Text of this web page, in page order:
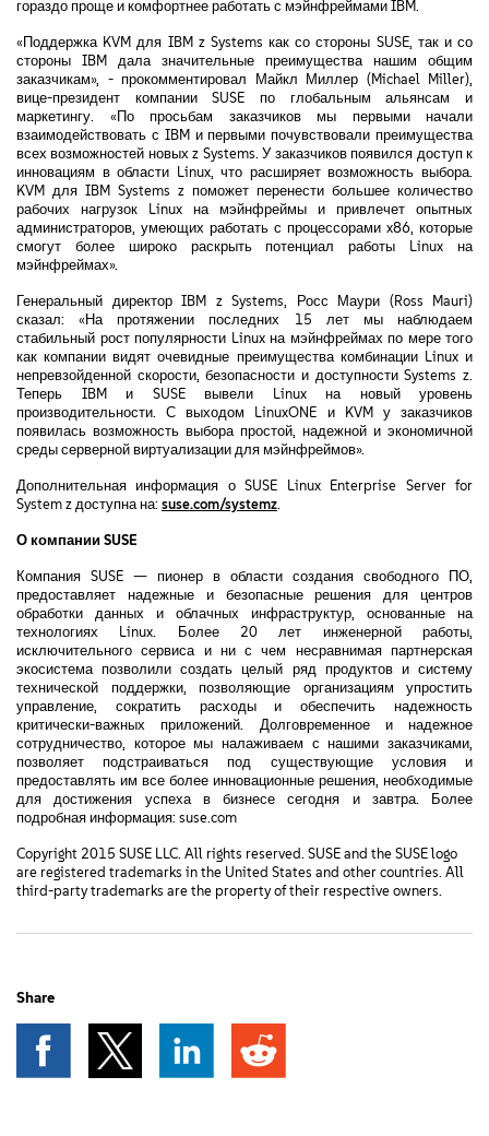
гораздо проще и комфортнее работать с мэйнфреймами IBM.
«Поддержка KVM для IBM z Systems как со стороны SUSE, так и со
стороны IBM дала значительные преимущества нашим общим
заказчикам», - прокомментировал Майкл Миллер (Michael Miller),
вице-президент компании SUSE по глобальным альянсам и
маркетингу. «По просьбам заказчиков мы первыми начали
взаимодействовать с IBM и первыми почувствовали преимущества
всех возможностей новых z Systems. У заказчиков появился доступ к
инновациям в области Linux, что расширяет возможность выбора.
KVM для IBM Systems z поможет перенести большее количество
рабочих нагрузок Linux на мэйнфреймы и привлечет опытных
администраторов, умеющих работать с процессорами x86, которые
смогут более широко раскрыть потенциал работы Linux на
мэйнфреймах».
Генеральный директор IBM z Systems, Росс Маури (Ross Mauri)
сказал: «На протяжении последних 15 лет мы наблюдаем
стабильный рост популярности Linux на мэйнфреймах по мере того
как компании видят очевидные преимущества комбинации Linux и
непревзойденной скорости, безопасности и доступности Systems z.
Теперь IBM и SUSE вывели Linux на новый уровень
производительности. С выходом LinuxONE и KVM у заказчиков
появилась возможность выбора простой, надежной и экономичной
среды серверной виртуализации для мэйнфреймов».
Дополнительная информация о SUSE Linux Enterprise Server for
System z доступна на: suse.com/systemz.
О компании SUSE
Компания SUSE — пионер в области создания свободного ПО,
предоставляет надежные и безопасные решения для центров
обработки данных и облачных инфраструктур, основанные на
технологиях Linux. Более 20 лет инженерной работы,
исключительного сервиса и ни с чем несравнимая партнерская
экосистема позволили создать целый ряд продуктов и систему
технической поддержки, позволяющие организациям упростить
управление, сократить расходы и обеспечить надежность
критически-важных приложений. Долговременное и надежное
сотрудничество, которое мы налаживаем с нашими заказчиками,
позволяет подстраиваться под существующие условия и
предоставлять им все более инновационные решения, необходимые
для достижения успеха в бизнесе сегодня и завтра. Более
подробная информация: suse.com
Copyright 2015 SUSE LLC. All rights reserved. SUSE and the SUSE logo
are registered trademarks in the United States and other countries. All
third-party trademarks are the property of their respective owners.
Share